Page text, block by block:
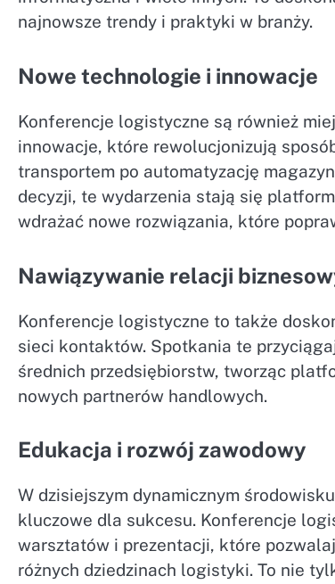
najnowsze trendy i praktyki w branży.
Nowe technologie i innowacje
Konferencje logistyczne są również
innowacje, które rewolucjonizują
transportem po automatyzację
decyzji, te wydarzenia stają się
wdrażać nowe rozwiązania, które
Nawiązywanie relacji
Konferencje logistyczne to także
sieci kontaktów. Spotkania te
średnich przedsiębiorstw, tworząc
nowych partnerów handlowych.
Edukacja i rozwój zawodowy
W dzisiejszym dynamicznym
kluczowe dla sukcesu. Konferencje
warsztatów i prezentacji, które
różnych dziedzinach logistyki. To nie